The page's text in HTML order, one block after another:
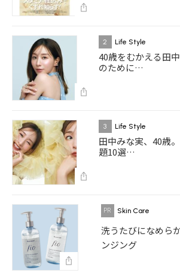
2 Life Style
40歳をむかえる田
のために…
3 Life Style
田中みな実、40歳
題10選…
Skin Care
洗うたびになめら
ンジング